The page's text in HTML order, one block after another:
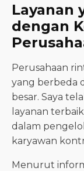
Layanan
dengan
Perusahaan
yang berbeda
besar. Saya
layanan
dalam
karyawan
Menurut